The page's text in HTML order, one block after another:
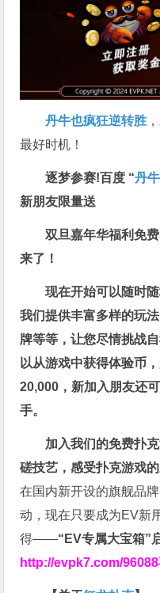
丹牛也疯狂逆转胜 ，
最好时机！
逐梦参赛!百度 “丹
新朋友限量送
双旦嘉年华福利免
来了！
现在开始可以随时
我们提供丰富多样的玩
牌等等，让您尽情挑战
以从游戏中获得体验币
20,000，新加入朋友还
手。
加入我们的免费扑
磋技艺，感受扑克游戏的
在国内新开设的旗舰品
动，现在只要成为EV新
得——“EV专属大宝箱”
http://evpk7.com/96088